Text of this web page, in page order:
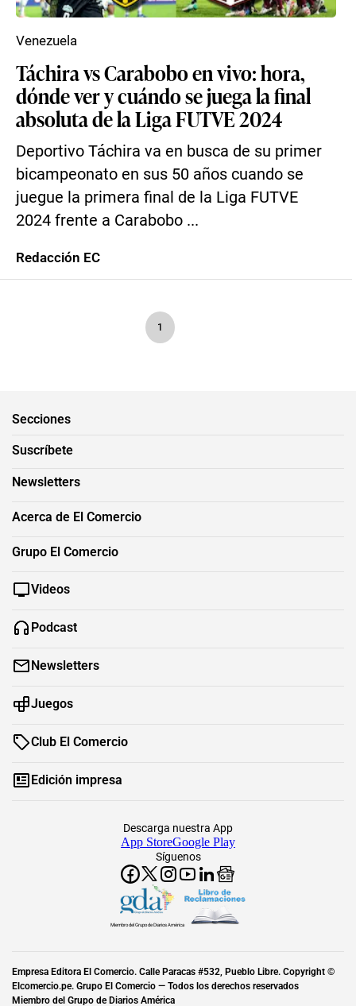
Táchira vs Carabobo en vivo: hora,
dónde ver y cuándo se juega la final
absoluta de la Liga FUTVE 2024
Deportivo Táchira va en busca de su primer
bicampeonato en sus 50 años cuando se
juegue la primera final de la Liga FUTVE
2024 frente a Carabobo ...
Venezuela
Redacción EC
1
Secciones
Suscríbete
Newsletters
Acerca de El Comercio
Grupo El Comercio
Videos
Podcast
Newsletters
Juegos
Club El Comercio
Edición impresa
Síguenos
Descarga nuestra App
App StoreGoogle Play
Miembro del Grupo de Diarios América
Empresa Editora El Comercio. Calle Paracas #532, Pueblo Libre. Copyright ©
Elcomercio.pe. Grupo El Comercio — Todos los derechos reservados
Miembro del Grupo de Diarios América